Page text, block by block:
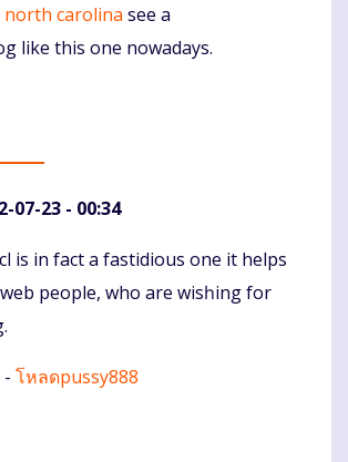
carolina see a
like this one nowadays.
07-23 - 00:34
is іn fact a fastidious one it helps
people, who are wisһing for
- โหลดpussy888